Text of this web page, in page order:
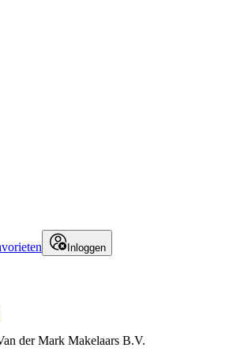
Inloggen
der Mark Makelaars B.V.